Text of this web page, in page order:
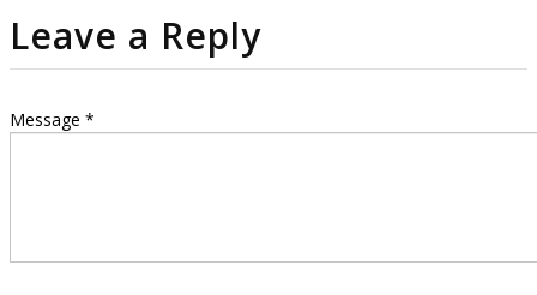
Leave a Reply
Message *